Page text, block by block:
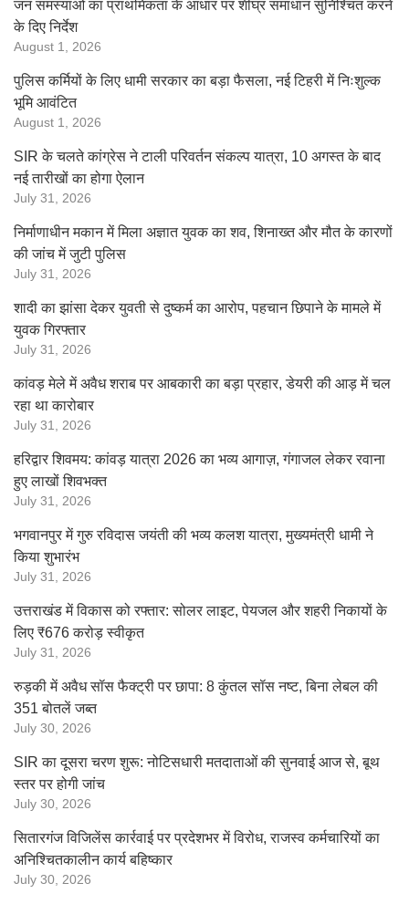
जन समस्याओं का प्राथमिकता के आधार पर शीघ्र समाधान सुनिश्चित करने
के दिए निर्देश
August 1, 2026
पुलिस कर्मियों के लिए धामी सरकार का बड़ा फैसला, नई टिहरी में निःशुल्क
भूमि आवंटित
August 1, 2026
SIR के चलते कांग्रेस ने टाली परिवर्तन संकल्प यात्रा, 10 अगस्त के बाद
नई तारीखों का होगा ऐलान
July 31, 2026
निर्माणाधीन मकान में मिला अज्ञात युवक का शव, शिनाख्त और मौत के कारणों
की जांच में जुटी पुलिस
July 31, 2026
शादी का झांसा देकर युवती से दुष्कर्म का आरोप, पहचान छिपाने के मामले में
युवक गिरफ्तार
July 31, 2026
कांवड़ मेले में अवैध शराब पर आबकारी का बड़ा प्रहार, डेयरी की आड़ में चल
रहा था कारोबार
July 31, 2026
हरिद्वार शिवमय: कांवड़ यात्रा 2026 का भव्य आगाज़, गंगाजल लेकर रवाना
हुए लाखों शिवभक्त
July 31, 2026
भगवानपुर में गुरु रविदास जयंती की भव्य कलश यात्रा, मुख्यमंत्री धामी ने
किया शुभारंभ
July 31, 2026
उत्तराखंड में विकास को रफ्तार: सोलर लाइट, पेयजल और शहरी निकायों के
लिए ₹676 करोड़ स्वीकृत
July 31, 2026
रुड़की में अवैध सॉस फैक्ट्री पर छापा: 8 कुंतल सॉस नष्ट, बिना लेबल की
351 बोतलें जब्त
July 30, 2026
SIR का दूसरा चरण शुरू: नोटिसधारी मतदाताओं की सुनवाई आज से, बूथ
स्तर पर होगी जांच
July 30, 2026
सितारगंज विजिलेंस कार्रवाई पर प्रदेशभर में विरोध, राजस्व कर्मचारियों का
अनिश्चितकालीन कार्य बहिष्कार
July 30, 2026